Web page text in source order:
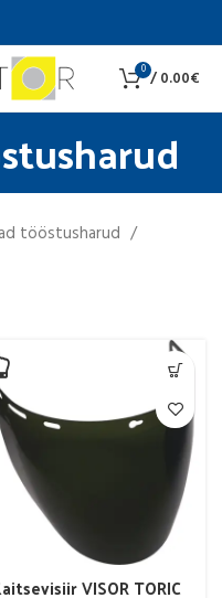
0 /0.00€
tööstusharud
VISOR TORIC